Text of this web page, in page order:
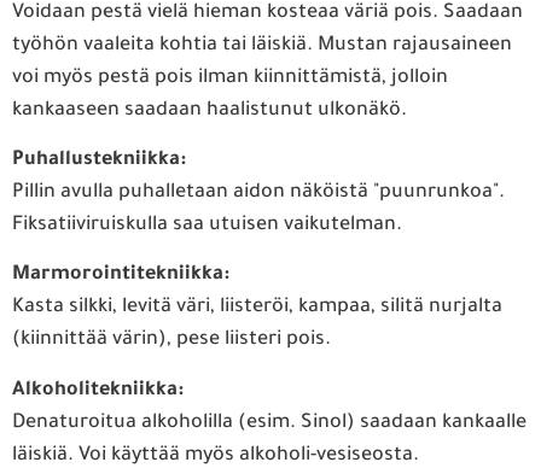
Voidaan pestä vielä hieman kosteaa väriä pois. Saadaan
työhön vaaleita kohtia tai läiskiä. Mustan rajausaineen
voi myös pestä pois ilman kiinnittämistä, jolloin
kankaaseen saadaan haalistunut ulkonäkö.
Puhallustekniikka:
Pillin avulla puhalletaan aidon näköistä "puunrunkoa".
Fiksatiiviruiskulla saa utuisen vaikutelman.
Marmorointitekniikka:
Kasta silkki, levitä väri, liisteröi, kampaa, silitä nurjalta
(kiinnittää värin), pese liisteri pois.
Alkoholitekniikka:
Denaturoitua alkoholilla (esim. Sinol) saadaan kankaalle
läiskiä. Voi käyttää myös alkoholi-vesiseosta.